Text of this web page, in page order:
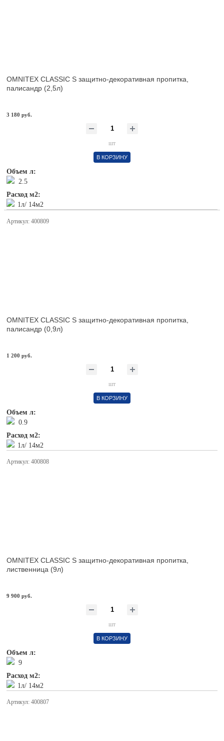
OMNITEX CLASSIC S защитно-декоративная пропитка,
палисандр (2,5л)
3 180 руб.
шт
В КОРЗИНУ
Объем л:
2.5
Расход м2:
1л/ 14м2
Артикул: 400809
OMNITEX CLASSIC S защитно-декоративная пропитка,
палисандр (0,9л)
1 200 руб.
шт
В КОРЗИНУ
Объем л:
0.9
Расход м2:
1л/ 14м2
Артикул: 400808
OMNITEX CLASSIC S защитно-декоративная пропитка,
лиственница (9л)
9 900 руб.
шт
В КОРЗИНУ
Объем л:
9
Расход м2:
1л/ 14м2
Артикул: 400807